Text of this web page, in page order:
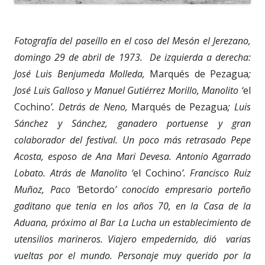
Fotografía del paseíllo en el coso del Mesón el Jerezano,
domingo 29 de abril de 1973. De izquierda a derecha:
José Luis Benjumeda Molleda, Marqués de Pezagua;
José Luis Galloso y Manuel Gutiérrez Morillo, Manolito ‘el
Cochino’. Detrás de Neno, Marqués de Pezagua; Luis
Sánchez y Sánchez, ganadero portuense y gran
colaborador del festival. Un poco más retrasado Pepe
Acosta, esposo de Ana Mari Devesa. Antonio Agarrado
Lobato. Atrás de Manolito ‘el Cochino’. Francisco Ruiz
Muñoz, Paco 'Betordo’ conocido empresario porteño
gaditano que tenia en los años 70, en la Casa de la
Aduana, próximo al Bar La Lucha un establecimiento de
utensilios marineros. Viajero empedernido, dió varias
vueltas por el mundo. Personaje muy querido por la